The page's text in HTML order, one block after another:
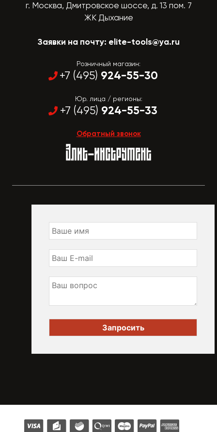
г. Москва, Дмитровское шоссе, д. 13 пом. 7
ЖК Дыхание
Заявки на почту: elite-tools@ya.ru
Розничный магазин:
+7 (495) 924-55-30
Юр. лица / регионы:
+7 (495) 924-55-33
Обратный звонок